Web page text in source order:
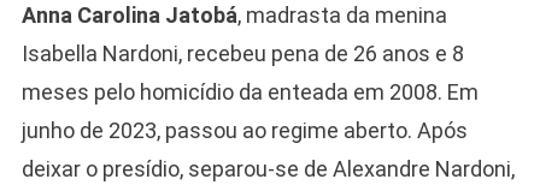
Anna Carolina Jatobá, madrasta da menina
Isabella Nardoni, recebeu pena de 26 anos e 8
meses pelo homicídio da enteada em 2008. Em
junho de 2023, passou ao regime aberto. Após
deixar o presídio, separou-se de Alexandre Nardoni,